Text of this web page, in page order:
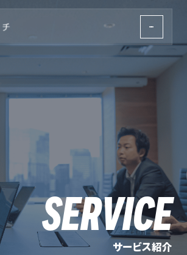
SERVICE
サービス紹介